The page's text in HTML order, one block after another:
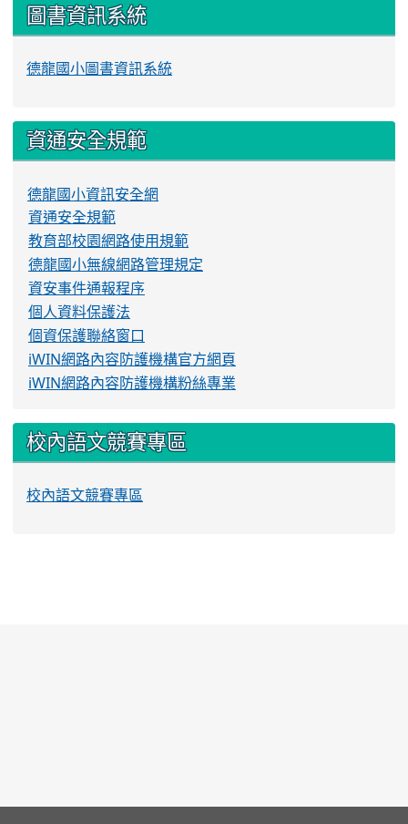
圖書資訊系統
德龍國小圖書資訊系統
資通安全規範
德龍國小資訊安全網
資通安全規範
教育部校園網路使用規範
德龍國小無線網路管理規定
資安事件通報程序
個人資料保護法
個資保護聯絡窗口
iWIN網路內容防護機構官方網頁
iWIN網路內容防護機構粉絲專業
校內語文競賽專區
校內語文競賽專區